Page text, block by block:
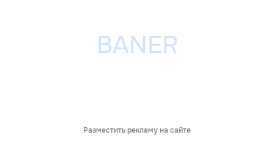
Разместить рекламу на сайте